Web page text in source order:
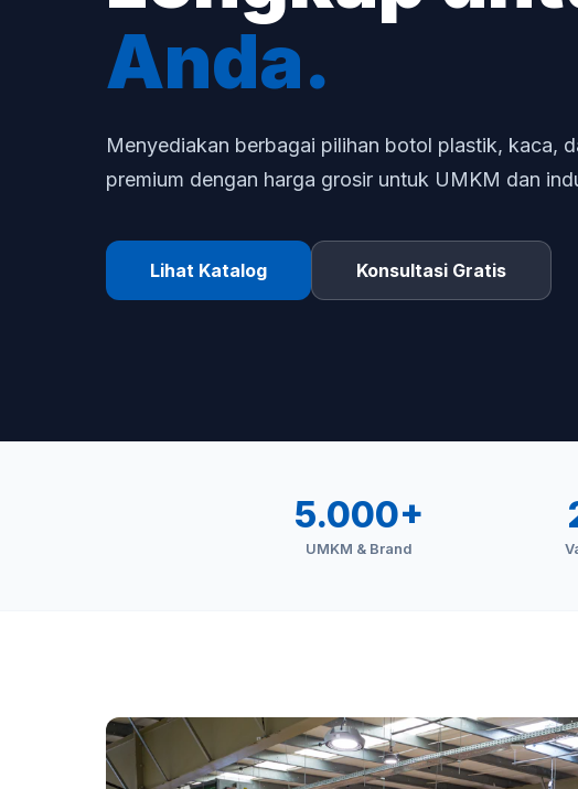
Anda.
Menyediakan berbagai pilihan botol plastik, kaca,
premium dengan harga grosir untuk UMKM dan
Lihat Katalog Konsultasi Gratis
5.000+
UMKM & Brand